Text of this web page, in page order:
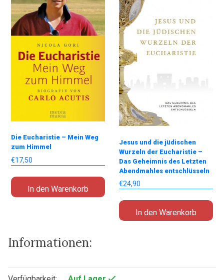
Die Eucharistie – Mein Weg
zum Himmel
€17,50
In den Warenkorb
Jesus und die jüdischen
Wurzeln der Eucharistie –
Das Geheimnis des Letzten
Abendmahles entschlüsseln
€24,90
In den Warenkorb
Informationen: